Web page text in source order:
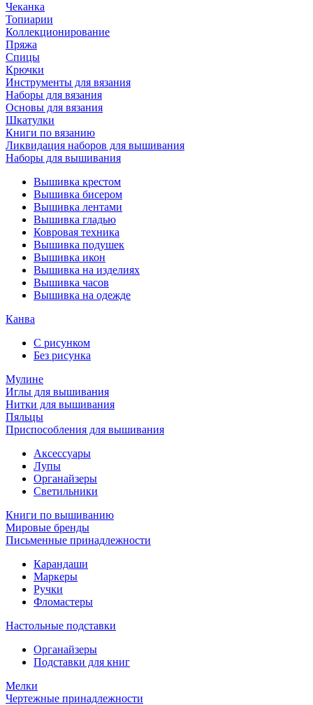
Чеканка
Топиарии
Коллекционирование
Пряжа
Спицы
Крючки
Инструменты для вязания
Наборы для вязания
Основы для вязания
Шкатулки
Книги по вязанию
Ликвидация наборов для вышивания
Наборы для вышивания
Вышивка крестом
Вышивка бисером
Вышивка лентами
Вышивка гладью
Ковровая техника
Вышивка подушек
Вышивка икон
Вышивка на изделиях
Вышивка часов
Вышивка на одежде
Канва
С рисунком
Без рисунка
Мулине
Иглы для вышивания
Нитки для вышивания
Пяльцы
Приспособления для вышивания
Аксессуары
Лупы
Органайзеры
Светильники
Книги по вышиванию
Мировые бренды
Письменные принадлежности
Карандаши
Маркеры
Ручки
Фломастеры
Настольные подставки
Органайзеры
Подставки для книг
Мелки
Чертежные принадлежности